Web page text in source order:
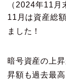
（2024年11月
11月は資産総
ました！
暗号資産の上
昇額も過去最高